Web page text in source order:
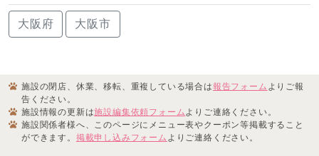
大阪府 大阪市
施設の閉店、休業、移転、重複している場合は報告フォーム よりご報
告ください。
施設情報の更新は施設編集依頼フォーム よりご連絡ください。
施設関係者様へ、このページにメニュー表やクーポン等掲載すること
ができます。 掲載申し込みフォーム よりご連絡ください。